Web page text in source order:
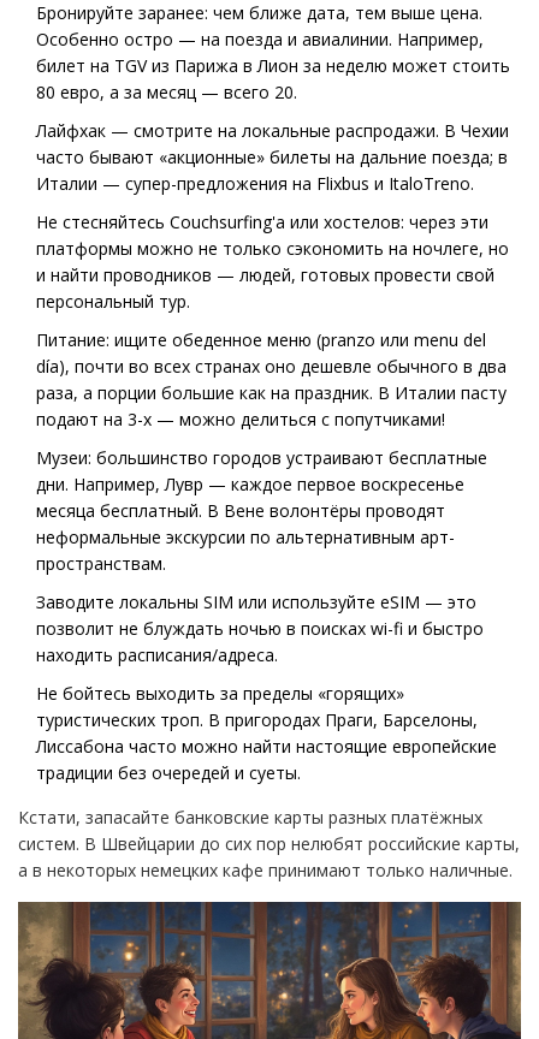
Бронируйте заранее: чем ближе дата, тем выше цена.
Особенно остро — на поезда и авиалинии. Например,
билет на TGV из Парижа в Лион за неделю может стоить
80 евро, а за месяц — всего 20.
Лайфхак — смотрите на локальные распродажи. В Чехии
часто бывают «акционные» билеты на дальние поезда; в
Италии — супер-предложения на Flixbus и ItaloTreno.
Не стесняйтесь Couchsurfing'а или хостелов: через эти
платформы можно не только сэкономить на ночлеге, но
и найти проводников — людей, готовых провести свой
персональный тур.
Питание: ищите обеденное меню (pranzo или menu del
día), почти во всех странах оно дешевле обычного в два
раза, а порции большие как на праздник. В Италии пасту
подают на 3-х — можно делиться с попутчиками!
Музеи: большинство городов устраивают бесплатные
дни. Например, Лувр — каждое первое воскресенье
месяца бесплатный. В Вене волонтёры проводят
неформальные экскурсии по альтернативным арт-
пространствам.
Заводите локальны SIM или используйте eSIM — это
позволит не блуждать ночью в поисках wi-fi и быстро
находить расписания/адреса.
Не бойтесь выходить за пределы «горящих»
туристических троп. В пригородах Праги, Барселоны,
Лиссабона часто можно найти настоящие европейские
традиции без очередей и суеты.
Кстати, запасайте банковские карты разных платёжных
систем. В Швейцарии до сих пор нелюбят российские карты,
а в некоторых немецких кафе принимают только наличные.